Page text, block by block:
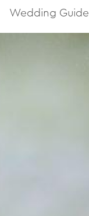
Wedding Guide